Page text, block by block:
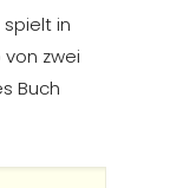
in
zwei
Buch